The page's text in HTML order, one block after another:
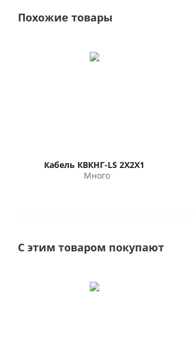
Похожие товары
Кабель КВКНГ-LS 2Х2Х1
Много
С этим товаром покупают